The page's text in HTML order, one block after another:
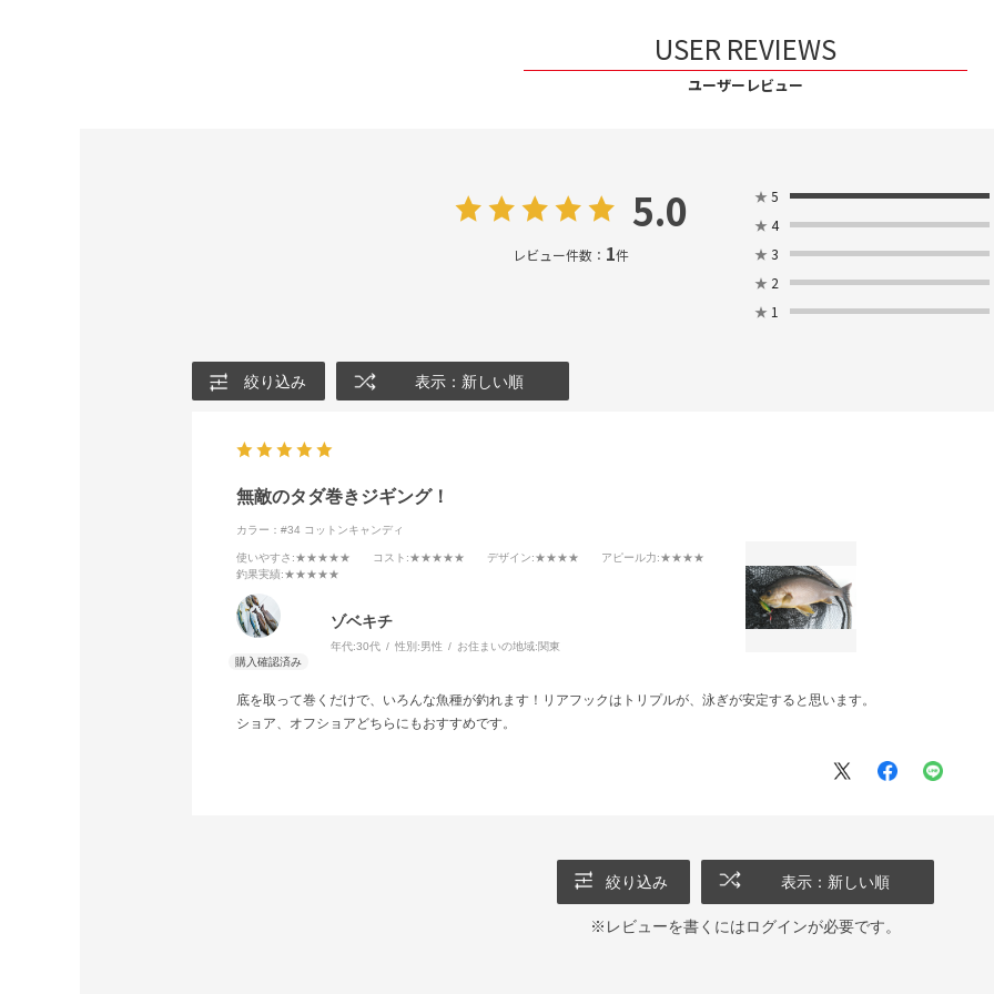
USER REVIEWS
ユーザーレビュー
5.0
レビュー件数： 1件
★ 5
★ 4
★ 3
★ 2
★ 1
絞り込み 表示：新しい順
無敵のタダ巻きジギング！
カラー：#34 コットンキャンディ
使いやすさ :★★★★★ コスト :★★★★★ デザイン:★★★★ アピール力:★★★★
釣果実績:★★★★★
ゾベキチ
年代:30代 性別:男性 お住まいの地域:関東
底を取って巻くだけで、いろんな魚種が釣れます！リアフックはトリプルが、泳ぎが安定すると思います。
ショア、オフショアどちらにもおすすめです。
絞り込み 表示：新しい順
※レビューを書くにはログインが必要です。